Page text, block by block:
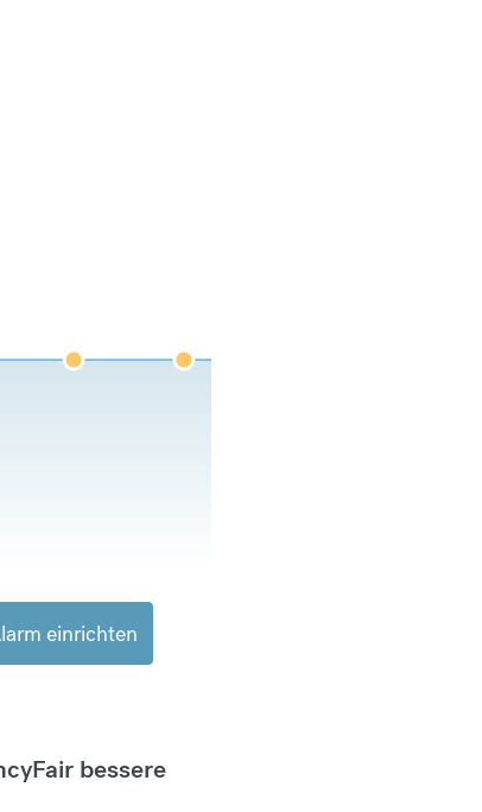
einrichten
bessere